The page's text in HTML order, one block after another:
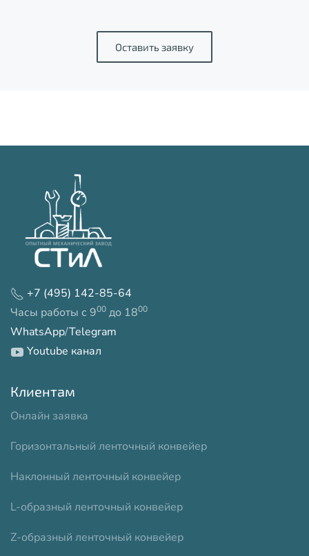
Оставить заявку
+7 (495) 142-85-64
Часы работы с 900 до 1800
WhatsApp/Telegram
Youtube канал
Клиентам
Онлайн заявка
Горизонтальный ленточный конвейер
Наклонный ленточный конвейер
L-образный ленточный конвейер
Z-образный ленточный конвейер